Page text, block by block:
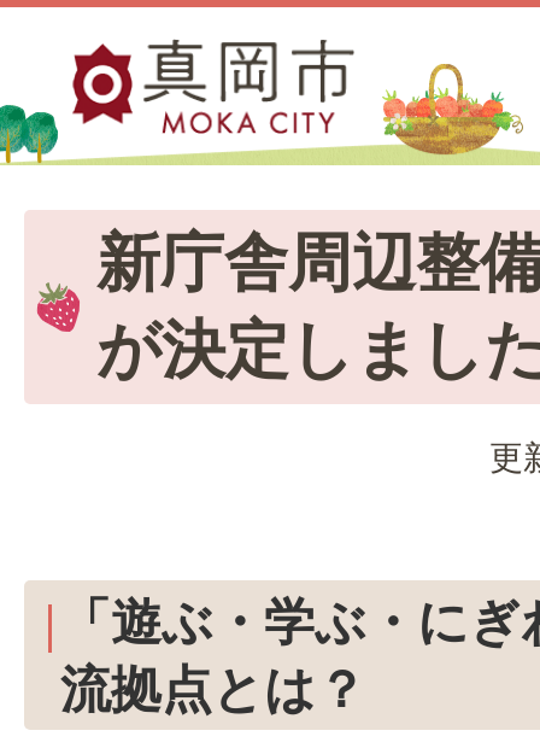
新庁舎周辺整
が決定しまし
更
「遊ぶ・学ぶ・に
流拠点とは？